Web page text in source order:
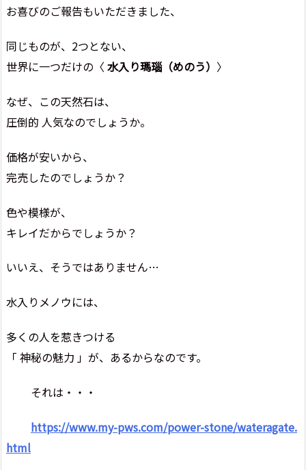
お喜びのご報告もいただきました、
同じものが、2つとない、
世界に一つだけの〈 水入り瑪瑙（めのう） 〉
なぜ、この天然石は、
圧倒的 人気なのでしょうか。
価格が安いから、
完売したのでしょうか？
色や模様が、
キレイだからでしょうか？
いいえ、そうではありません…
水入りメノウには、
多くの人を惹きつける
「 神秘の魅力 」が、あるからなのです。
それは・・・
https://www.my-pws.com/power-stone/wateragate.
html